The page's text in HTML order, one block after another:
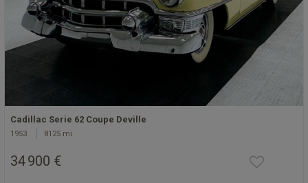
Cadillac Serie 62 Coupe Deville
1953 8125 mi
34 900 €